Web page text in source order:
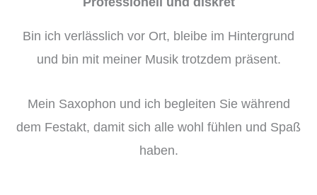
Bin ich verlässlich vor Ort, bleibe im Hintergrund
und bin mit meiner Musik trotzdem präsent.
Mein Saxophon und ich begleiten Sie während
dem Festakt, damit sich alle wohl fühlen und Spaß
haben.